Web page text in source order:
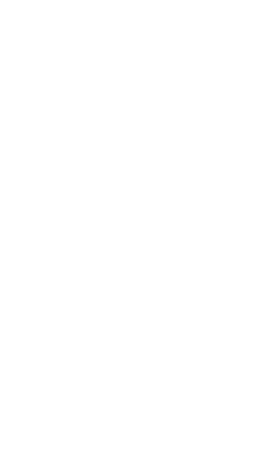
REINVÉNTATE Y
Y OFRECE UNO DE LOS